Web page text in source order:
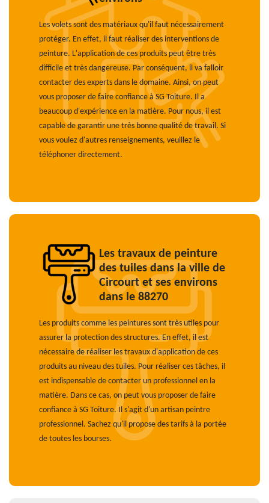
Les volets sont des matériaux qu'il faut nécessairement
protéger. En effet, il faut réaliser des interventions de
peinture. L'application de ces produits peut être très
difficile et très dangereuse. Par conséquent, il va falloir
contacter des experts dans le domaine. Ainsi, on peut
vous proposer de faire confiance à SG Toiture. Il a
beaucoup d'expérience en la matière. Pour nous, il est
capable de garantir une très bonne qualité de travail. Si
vous voulez d'autres renseignements, veuillez le
téléphoner directement.
Les travaux de peinture
des tuiles dans la ville de
Circourt et ses environs
dans le 88270
Les produits comme les peintures sont très utiles pour
assurer la protection des structures. En effet, il est
nécessaire de réaliser les travaux d'application de ces
produits au niveau des tuiles. Pour réaliser ces tâches, il
est indispensable de contacter un professionnel en la
matière. Dans ce cas, on peut vous proposer de faire
confiance à SG Toiture. Il s'agit d'un artisan peintre
professionnel. Sachez qu'il propose des tarifs à la portée
de toutes les bourses.